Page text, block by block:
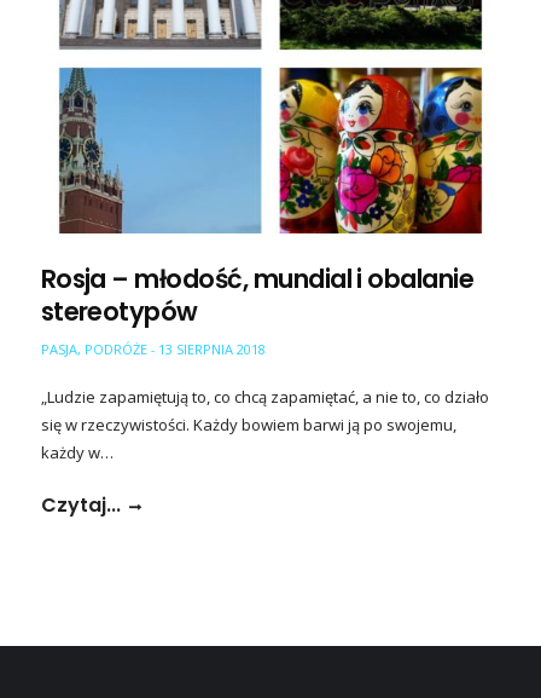
Rosja – młodość, mundial i obalanie
stereotypów
PASJA, PODRÓŻE - 13 SIERPNIA 2018
„Ludzie zapamiętują to, co chcą zapamiętać, a nie to, co działo
się w rzeczywistości. Każdy bowiem barwi ją po swojemu,
każdy w…
Czytaj...